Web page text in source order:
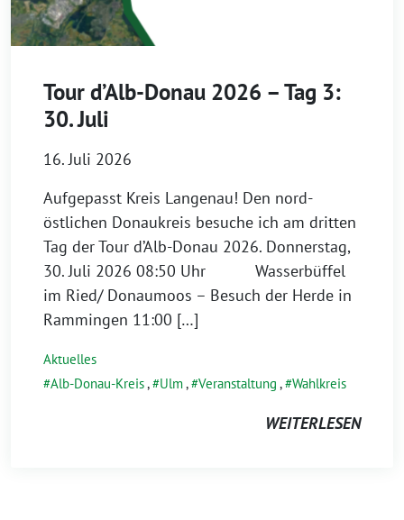
Tour d’Alb-Donau 2026 – Tag 3:
30. Juli
16. Juli 2026
Aufgepasst Kreis Langenau! Den nord-
östlichen Donaukreis besuche ich am dritten
Tag der Tour d’Alb-Donau 2026. Donnerstag,
30. Juli 2026 08:50 Uhr Wasserbüffel
im Ried/ Donaumoos – Besuch der Herde in
Rammingen 11:00 […]
Aktuelles
Alb-Donau-Kreis, Ulm, Veranstaltung , Wahlkreis
WEITERLESEN